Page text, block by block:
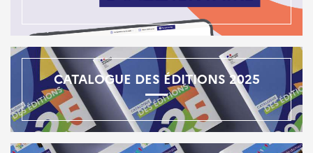
CATALOGUE DES ÉDITIONS 2025